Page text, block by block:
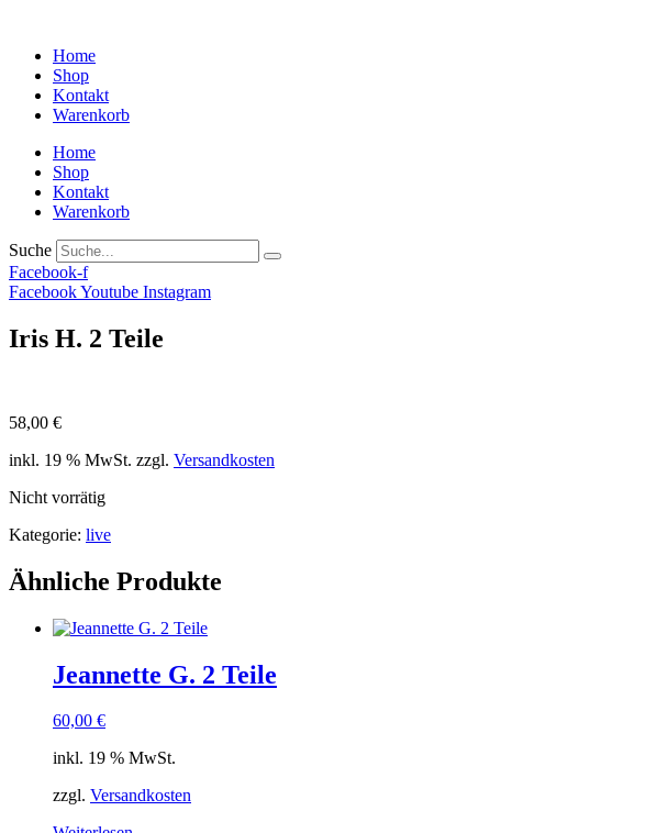
Home
Shop
Kontakt
Warenkorb
Home
Shop
Kontakt
Warenkorb
Suche
Facebook-f
FacebookYoutube Instagram
Iris H. 2 Teile
58,00 €
inkl. 19 % MwSt. zzgl. Versandkosten
Nicht vorrätig
Kategorie: live
Ähnliche Produkte
Jeannette G. 2 Teile
60,00 €
inkl. 19 % MwSt.
zzgl. Versandkosten